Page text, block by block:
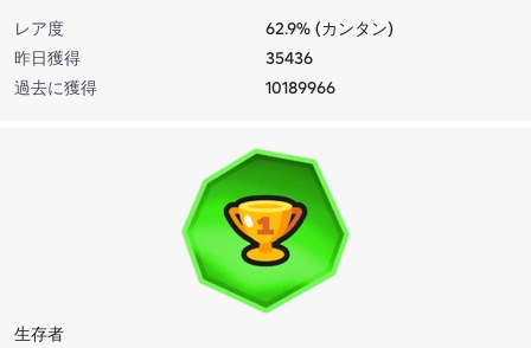
レア度
62.9% (カンタン)
昨日獲得
35436
過去に獲得
10189966
生存者